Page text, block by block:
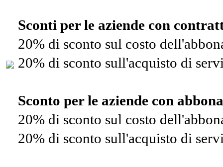
Sconti per le aziende con
20% di sconto sul costo
20% di sconto sull'acquisto di
Sconto per le aziende con
20% di sconto sul costo
20% di sconto sull'acquisto di